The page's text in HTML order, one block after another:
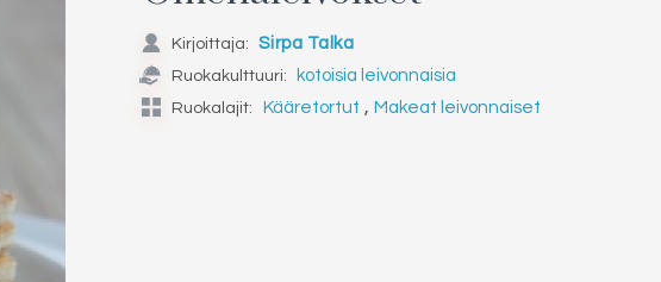
Kirjoittaja: Sirpa Talka
Ruokakulttuuri:
kotoisia leivonnaisia
Ruokalajit:
Kääretortut , Makeat leivonnaiset